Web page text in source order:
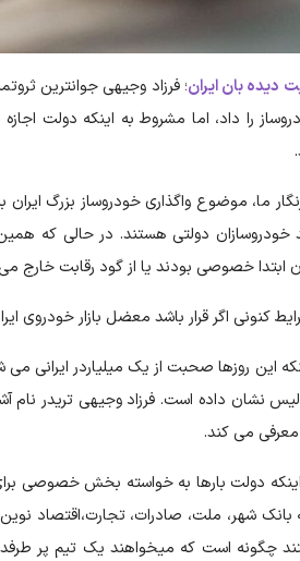
دیده بان ایران؛ فرزاد وجیهی جوانترین
را داد، اما مشروط به اینکه دولت
ما، موضوع واگذاری خودروساز بزرگ
خودروسازان دولتی هستند. در حالی که
ابتدا خصوصی بودند یا از گود رقابت خارج
کنونی اگر قرار باشد معضل بازار
این روزها صحبت از یک میلیاردر ایرانی
نشان داده است. فرزاد وجیهی تریدر نام
می کند.
دولت بارها به خواسته بخش خصوصی
شهر، ملت، صادرات، تجارت،اقتصاد
چگونه است که میخواهند یک تیم پر طرفدار